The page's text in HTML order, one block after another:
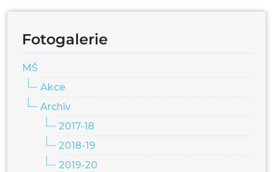
Fotogalerie
MŠ
Akce
Archiv
2017-18
2018-19
2019-20